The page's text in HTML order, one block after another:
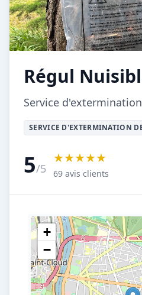
Régul
Service
SERVICE D'EXTERMINATION
5/5
★★★★★
69 avis clients
+
−